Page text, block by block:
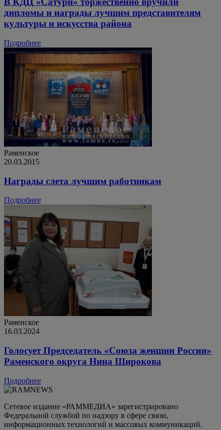
дипломы и награды лучшим представителям
культуры и искусства района
Подробнее
Раменское
20.03.2015
Награды слета лучшим работникам
Подробнее
Раменское
16.03.2024
Голосует Председатель «Союза женщин России»
Раменского округа Нина Широкова
Подробнее
Сетевое издание «РАММЕДИА» зарегистрировано
Федеральной службой по надзору в сфере связи,
информационных технологий и массовых коммуникаций.